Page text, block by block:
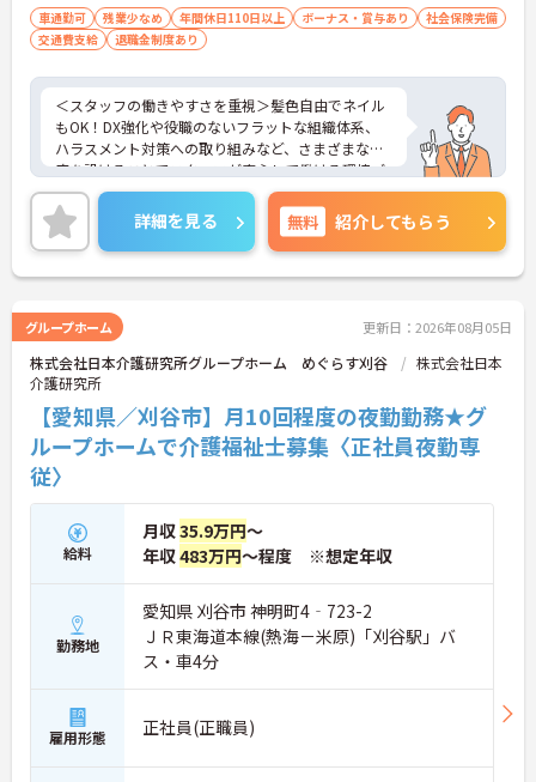
車通勤可 残業少なめ 年間休日110日以上 ボーナス・賞与あり
社会保険完備
交通費支給
退職金制度あり
＜スタッフの働きやすさを重視＞髪色自由でネイル
もOK！DX強化や役職のないフラットな組織体系、
ハラスメント対策への取り組みなど、さまざまな制
度を設けることでスタッフが安心して働ける環境づ
くりに取り組まれています。
＜ライフスタイルに合わせた勤務形態＞夜勤ありの
シフト常勤、日勤専従、夜勤専従といったさまざま
な働き方が設定されている法人です。
＜チームで連携しながらのお仕事＞一人ひとりが主
野は互いで補い合うなど、チームとしてしっかりと
連携を取りながら日々の業務に努められています。
ご興味のある方には、面接対策ポイント等、さらに
詳細をお話ししますのでお気軽にご相談ください！
詳細を見る 無料 紹介してもらう
グループホーム 更新日：2026年08月05日
株式会社日本介護研究所グループホーム めぐらす刈谷
株式会社日本
介護研究所
【愛知県／刈谷市】月10回程度の夜勤勤務★グ
ループホームで介護福祉士募集〈正社員夜勤専
従〉
給料
月収35.9万円～
年収483万円～程度 ※想定年収
勤務地
愛知県 刈谷市 神明町4‐723-2
ＪＲ東海道本線(熱海－米原)「刈谷駅」バ
ス・車4分
雇用形態 正社員(正職員)